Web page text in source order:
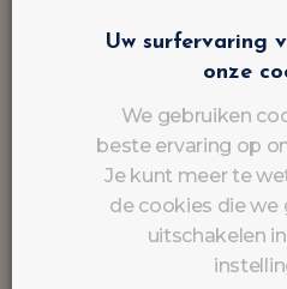
Uw surfervaring
onze
We gebruiken
beste ervaring op
Je kunt meer te
de cookies die we
uitschakelen